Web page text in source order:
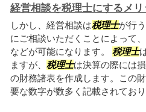
経営相談を税理士にするメリ
しかし、経営相談は税理士が行
にご相談いただくことによって
などが可能になります。 税理士
ますが、 税理士は決算の際には
の財務諸表を作成します。この
要な数字が数多く記載されてお